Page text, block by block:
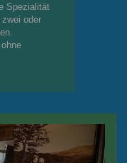
Spezialität
oder